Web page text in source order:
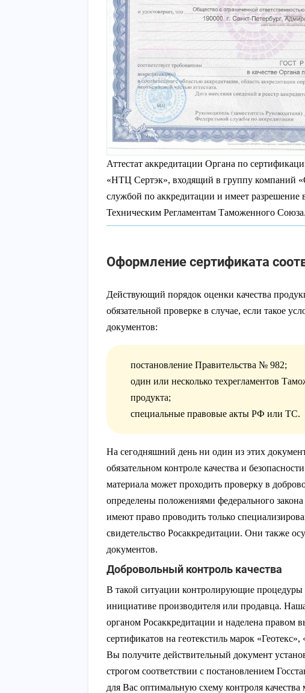
Аттестат аккредитации Органа по
«НТЦ Сертэк», входящий в группу компаний
службой по аккредитации и имеет разрешение
Техническим Регламентам Таможенного Союза.
Оформление сертификата
Действующий порядок оценки качества
обязательной проверке в случае, если такое
документов:
постановление Правительства № 982;
один или несколько техрегламентов
продукта;
специальные правовые акты РФ или ТС.
На сегодняшний день ни один из этих
обязательном контроле качества и
материала может проходить проверку в
определены положениями федерального
имеют право проводить только
свидетельство Росаккредитации. Они также
документов.
Добровольный контроль качества
В такой ситуации контролирующие процедуры
инициативе производителя или продавца.
органом Росаккредитации и наделена правом
сертификатов на геотекстиль марок
Вы получите действительный документ
строгом соответствии с постановлением
для Вас оптимальную схему контроля